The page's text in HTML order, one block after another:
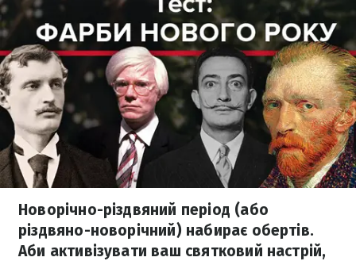
Новорічно-різдвяний період (або
різдвяно-новорічний) набирає обертів.
Аби активізувати ваш святковий настрій,